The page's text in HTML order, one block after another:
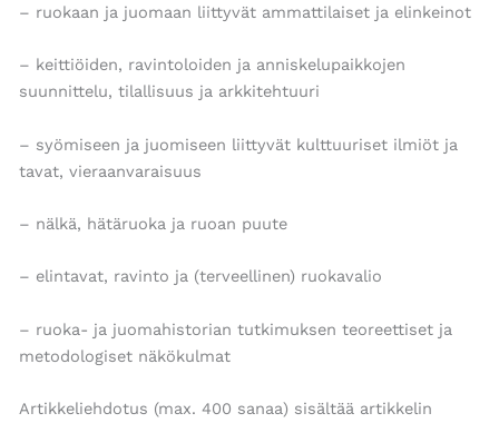
– ruokaan ja juomaan liittyvät ammattilaiset ja elinkeinot
– keittiöiden, ravintoloiden ja anniskelupaikkojen
suunnittelu, tilallisuus ja arkkitehtuuri
– syömiseen ja juomiseen liittyvät kulttuuriset ilmiöt ja
tavat, vieraanvaraisuus
– nälkä, hätäruoka ja ruoan puute
– elintavat, ravinto ja (terveellinen) ruokavalio
– ruoka- ja juomahistorian tutkimuksen teoreettiset ja
metodologiset näkökulmat
Artikkeliehdotus (max. 400 sanaa) sisältää artikkelin